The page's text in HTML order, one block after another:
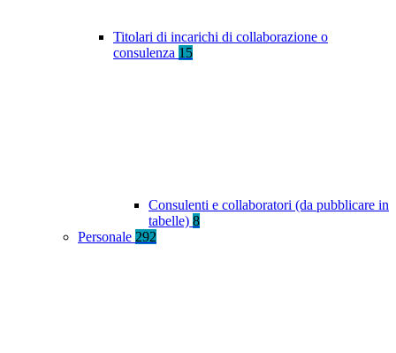
Titolari di incarichi di collaborazione o
consulenza 15
Consulenti e collaboratori (da pubblicare in
tabelle) 8
Personale 292